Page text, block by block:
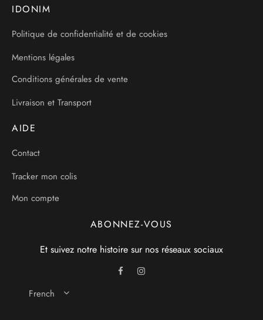
IDONIM
Politique de confidentialité et de cookies
Mentions légales
Conditions générales de vente
Livraison et Transport
AIDE
Contact
Tracker mon colis
Mon compte
ABONNEZ-VOUS
Et suivez notre histoire sur nos réseaux sociaux
French